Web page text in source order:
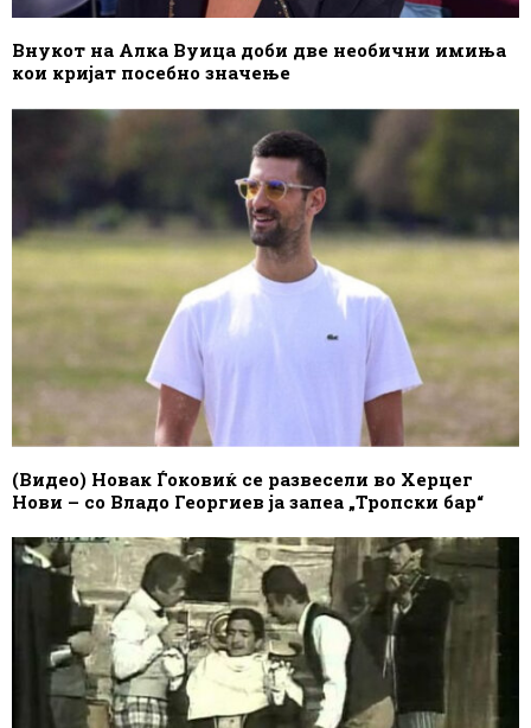
Внукот на Алка Вуица доби две необични имиња
кои кријат посебно значење
(Видео) Новак Ѓоковиќ се развесели во Херцег
Нови – со Владо Георгиев ја запеа „Тропски бар“